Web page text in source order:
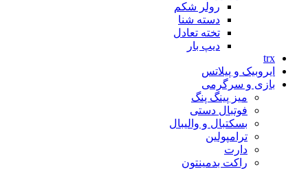
رولر شکم
دسته شنا
تخته تعادل
دیپ بار
trx
ایروبیک و پیلاتس
بازی و سرگرمی
میز پینگ پنگ
فوتبال دستی
بسکتبال و والیبال
ترامپولین
دارت
راکت بدمینتون